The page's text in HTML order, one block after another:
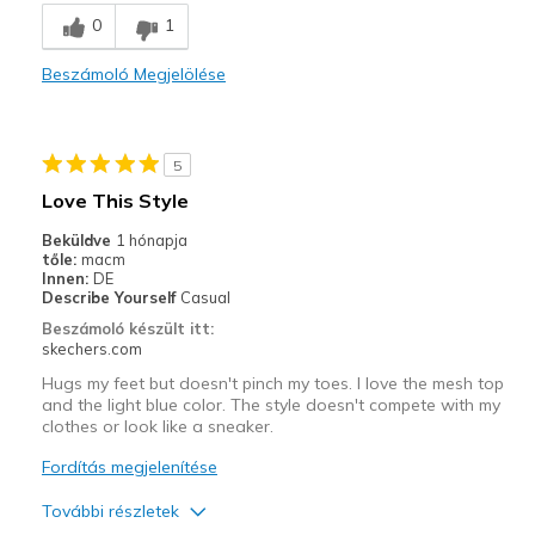
Comfortable
Legjobb használat
Going Out
Travel
Width
Feels true to width
View On Shoes
I'm Really Into Shoes
0 1
Beszámoló Megjelölése
5
Love This Style
Beküldve 1 hónapja
tőle: macm
Innen: DE
Describe Yourself Casual
Beszámoló készült itt:
skechers.com
Hugs my feet but doesn't pinch my toes. I love the mesh top
and the light blue color. The style doesn't compete with my
clothes or look like a sneaker.
Fordítás megjelenítése
További részletek